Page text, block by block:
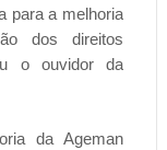
para a melhoria
dos direitos
o ouvidor da
da Ageman